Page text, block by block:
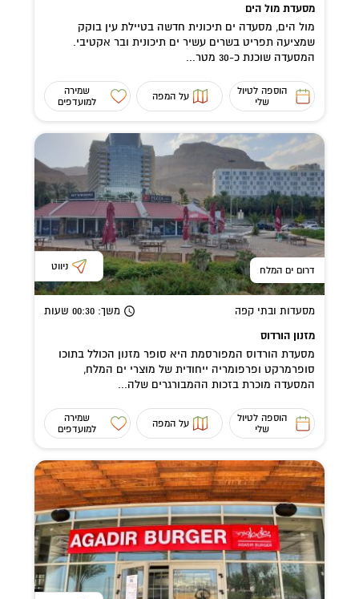
מסעדת מול הים
מול הים, מסעדה ים תיכונית חדשה בטיילת עין בוקק
שמציעה תפריט בשרים עשיר ים תיכונית ובר אקטיבי.
המסעדה שוכנת כ-30 מטר...
הוספה לטיול
שלי
על המפה
שמירה
למועדפים
דרום ים המלח ניווט
מסעדות ובתי קפה משך: 00:30 שעות
מזנון הורדוס
מסעדת הורדוס המפורסמת היא סופר מזנון הכולל בתוכו
סופרמרקט ופרפומריה ייחודית של מוצרי ים המלח,
המסעדה מוכרת בזכות ההמבורגרים שלה...
הוספה לטיול
שלי
על המפה
שמירה
למועדפים